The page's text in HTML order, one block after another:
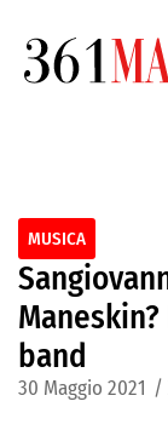
MUSICA
band
30 Maggio 2021 /